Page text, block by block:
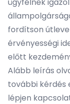
fordítson
érvényességi
előtt
Alább leírás
további kérdés
lépjen